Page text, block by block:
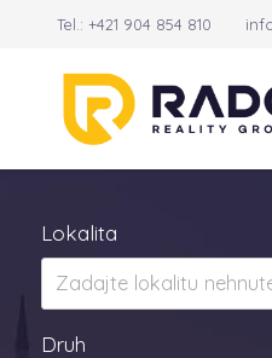
Tel.:+421 904 854 810
Lokalita
Druh